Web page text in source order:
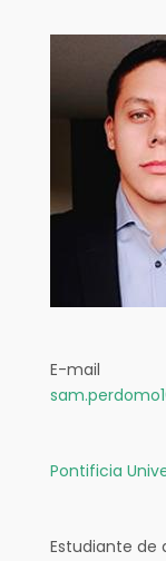
ayuda
E-mail
Pontificia
Estudiante de